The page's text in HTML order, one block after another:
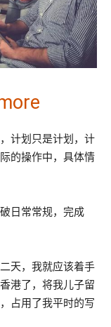
计划只是计划，计
的操作中，具体情
日常常规，完成
天，我就应该着手
港了，将我儿子留
占用了我平时的写